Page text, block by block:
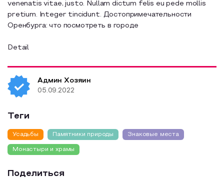
Аттестованные экскурсоводы
Маршруты от экскурсоводов
Все маршруты
venenatis vitae, justo. Nullam dictum felis eu pede mollis
pretium. Integer tincidunt. Достопримечательности
Оренбурга: что посмотреть в городе
Detail
Админ Хозяин
05.09.2022
Теги
Усадьбы Памятники природы Знаковые места
Монастыри и храмы
Поделиться